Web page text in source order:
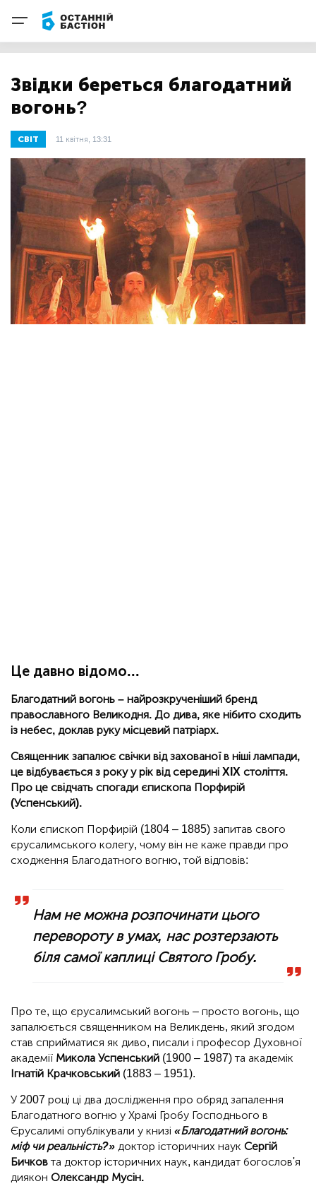
Звідки береться благодатний
вогонь?
СВІТ 11 квітня, 13:31
Це давно відомо...
Благодатний вогонь – найрозкрученіший бренд
православного Великодня. До дива, яке нібито сходить
із небес, доклав руку місцевий патріарх.
Священник запалює свічки від захованої в ніші лампади,
це відбувається з року у рік від середині XIX століття.
Про це свідчать спогади єпископа Порфирій
(Успенський).
Коли єпископ Порфирій (1804 – 1885) запитав свого
єрусалимського колегу, чому він не каже правди про
сходження Благодатного вогню, той відповів:
Нам не можна розпочинати цього
перевороту в умах, нас розтерзають
біля самої каплиці Святого Гробу.
Про те, що єрусалимський вогонь – просто вогонь, що
запалюється священником на Великдень, який згодом
став сприйматися як диво, писали і професор Духовної
академії Микола Успенський (1900 – 1987) та академік
Ігнатій Крачковський (1883 – 1951).
У 2007 році ці два дослідження про обряд запалення
Благодатного вогню у Храмі Гробу Господнього в
Єрусалимі опублікували у книзі «Благодатний вогонь:
міф чи реальність?» доктор історичних наук Сергій
Бичков та доктор історичних наук, кандидат богослов'я
диякон Олександр Мусін.